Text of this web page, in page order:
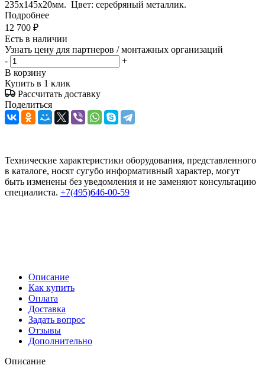
235х145х20мм. Цвет: серебряный металлик.
Подробнее
12 700 ₽
Есть в наличии
Узнать цену для партнеров / монтажных организаций
-
+
В корзину
Купить в 1 клик
Рассчитать доставку
Поделиться
Технические характеристики оборудования, представленного
в каталоге, носят сугубо информативный характер, могут
быть изменены без уведомления и не заменяют консультацию
специалиста. +7(495)646-00-59
Описание
Как купить
Оплата
Доставка
Задать вопрос
Отзывы
Дополнительно
Описание